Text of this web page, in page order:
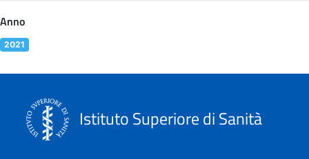
Anno
2021
Istituto Superiore di Sanità